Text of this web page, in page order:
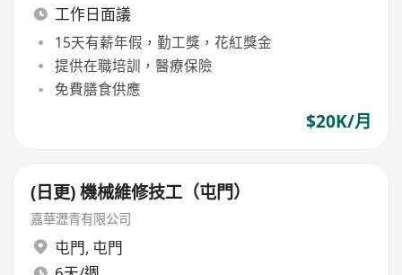
工作日面議
15天有薪年假，勤工獎，花紅獎金
提供在職培訓，醫療保險
免費膳食供應
$20K/月
(日更) 機械維修技工（屯門）
嘉華瀝青有限公司
屯門, 屯門